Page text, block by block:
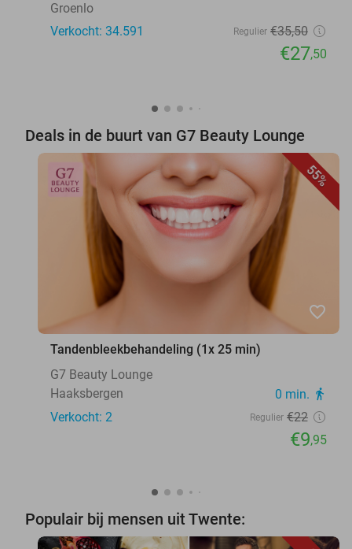
Groenlo
Verkocht: 34.591
Regulier €35,50
€27,50
Deals in de buurt van G7 Beauty Lounge
55%
favorite_border
Tandenbleekbehandeling (1x 25 min)
G7 Beauty Lounge
Haaksbergen
0 min. directions_walk
Verkocht: 2 Regulier €22
€9,95
Populair bij mensen uit Twente: